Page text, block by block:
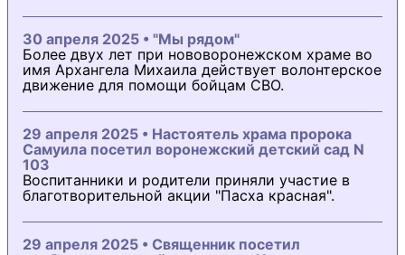
30 апреля 2025 • "Мы рядом"
Более двух лет при нововоронежском храме во
имя Архангела Михаила действует волонтерское
движение для помощи бойцам СВО.
29 апреля 2025 • Настоятель храма пророка
Самуила посетил воронежский детский сад N
103
Воспитанники и родители приняли участие в
благотворительной акции "Пасха красная".
29 апреля 2025 • Священник посетил